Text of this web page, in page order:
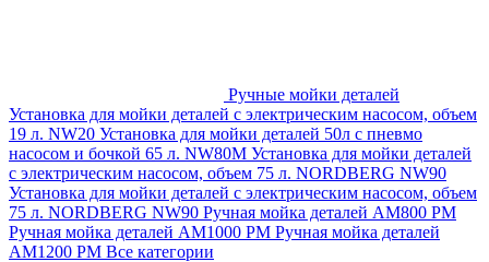
Ручные мойки деталей
Установка для мойки деталей с электрическим насосом, объем
19 л. NW20 Установка для мойки деталей 50л с пневмо
насосом и бочкой 65 л. NW80M Установка для мойки деталей
с электрическим насосом, объем 75 л. NORDBERG NW90
Установка для мойки деталей с электрическим насосом, объем
75 л. NORDBERG NW90 Ручная мойка деталей АМ800 РМ
Ручная мойка деталей АМ1000 РМ Ручная мойка деталей
АМ1200 РМ Все категории